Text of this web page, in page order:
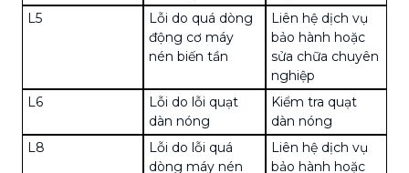
L5
Lỗi do quá dòng
động cơ máy
nén biến tần
Liên hệ dịch vụ
bảo hành hoặc
sửa chữa chuyên
nghiệp
L6
Lỗi do lỗi quạt
dàn nóng
Kiểm tra quạt
dàn nóng
L8
Lỗi do lỗi quá
dòng máy nén
Liên hệ dịch vụ
bảo hành hoặc